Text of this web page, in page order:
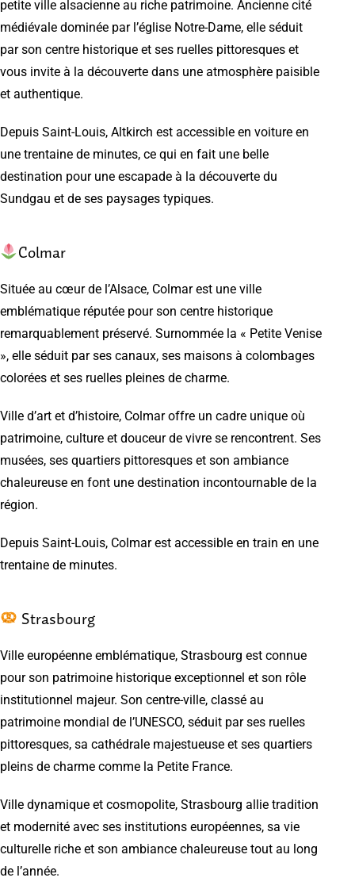
petite ville alsacienne au riche patrimoine. Ancienne cité
médiévale dominée par l’église Notre-Dame, elle séduit
par son centre historique et ses ruelles pittoresques et
vous invite à la découverte dans une atmosphère paisible
et authentique.
Depuis Saint-Louis, Altkirch est accessible en voiture en
une trentaine de minutes, ce qui en fait une belle
destination pour une escapade à la découverte du
Sundgau et de ses paysages typiques.
Colmar
Située au cœur de l’Alsace, Colmar est une ville
emblématique réputée pour son centre historique
remarquablement préservé. Surnommée la « Petite Venise
», elle séduit par ses canaux, ses maisons à colombages
colorées et ses ruelles pleines de charme.
Ville d’art et d’histoire, Colmar offre un cadre unique où
patrimoine, culture et douceur de vivre se rencontrent. Ses
musées, ses quartiers pittoresques et son ambiance
chaleureuse en font une destination incontournable de la
région.
Depuis Saint-Louis, Colmar est accessible en train en une
trentaine de minutes.
Strasbourg
Ville européenne emblématique, Strasbourg est connue
pour son patrimoine historique exceptionnel et son rôle
institutionnel majeur. Son centre-ville, classé au
patrimoine mondial de l’UNESCO, séduit par ses ruelles
pittoresques, sa cathédrale majestueuse et ses quartiers
pleins de charme comme la Petite France.
Ville dynamique et cosmopolite, Strasbourg allie tradition
et modernité avec ses institutions européennes, sa vie
culturelle riche et son ambiance chaleureuse tout au long
de l’année.